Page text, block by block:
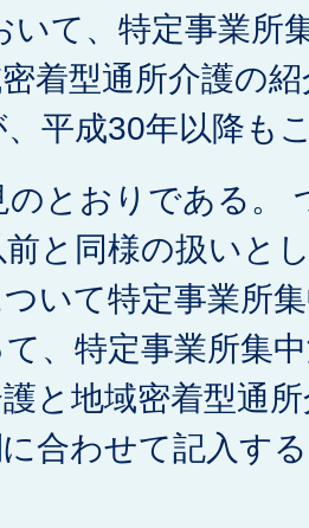
いて、特定事業所
着型通所介護の
平成30年以降も
のとおりである。
と同様の扱いと
いて特定事業所
、特定事業所集
と地域密着型通
合わせて記入す